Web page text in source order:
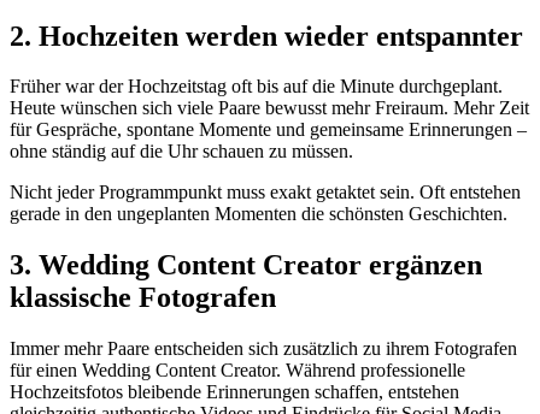
2. Hochzeiten werden wieder entspannter
Früher war der Hochzeitstag oft bis auf die Minute durchgeplant.
Heute wünschen sich viele Paare bewusst mehr Freiraum. Mehr Zeit
für Gespräche, spontane Momente und gemeinsame Erinnerungen –
ohne ständig auf die Uhr schauen zu müssen.
Nicht jeder Programmpunkt muss exakt getaktet sein. Oft entstehen
gerade in den ungeplanten Momenten die schönsten Geschichten.
3. Wedding Content Creator ergänzen
klassische Fotografen
Immer mehr Paare entscheiden sich zusätzlich zu ihrem Fotografen
für einen Wedding Content Creator. Während professionelle
Hochzeitsfotos bleibende Erinnerungen schaffen, entstehen